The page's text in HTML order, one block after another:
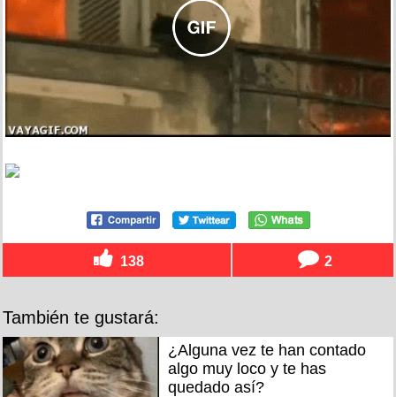
138 2
También te gustará:
¿Alguna vez te han contado
algo muy loco y te has
quedado así?